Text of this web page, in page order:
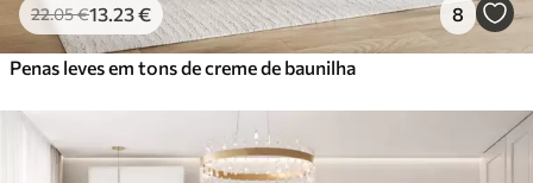
22.05€13.23€ 8
Penas leves em tons de creme de baunilha